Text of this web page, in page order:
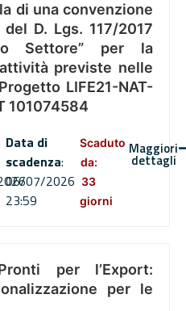
di una convenzione
D. Lgs. 117/2017
Settore” per la
previste nelle
LIFE21-NAT-
101074584
Data di
scadenza:
06/07/2026
23:59
Scaduto
da:
33
giorni
Maggiori
dettagli
per l’Export:
per le